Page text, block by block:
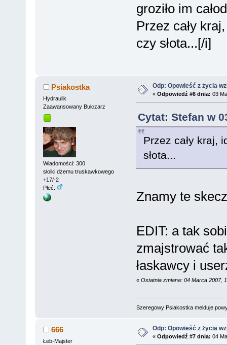
groziło im
Przez cały
czy słota...[/i]
Psiakostka
Hydraulik
Zaawansowany Bułczarz
Wiadomości: 300
słoiki dżemu truskawkowego
+17/-2
Płeć:
Odp: Opowieść z życia
« Odpowiedź #6 dnia: 03
Cytat: Stefan w
Przez cały kraj,
słota...
Znamy te
EDIT: a tak
zmajstrować
łaskawcy i
« Ostatnia zmiana: 04 Marca 2007,
Szeregowy Psiakostka melduje
666
Łeb-Majster
Odp: Opowieść z życia
« Odpowiedź #7 dnia: 04